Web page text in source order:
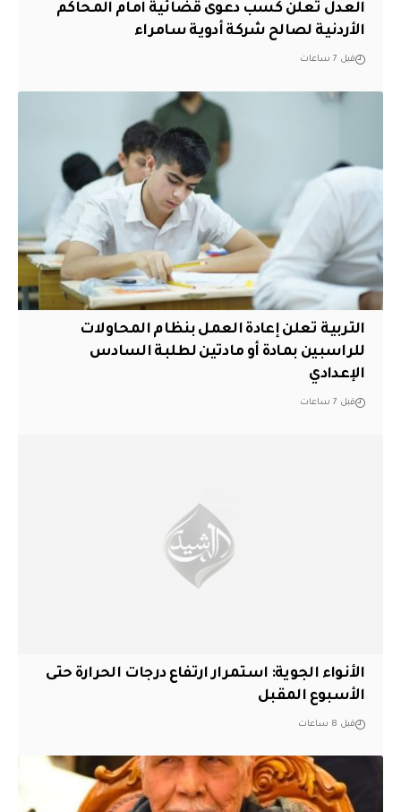
العدل تعلن كسب دعوى قضائية امام المحاكم
الأردنية لصالح شركة أدوية سامراء
قبل 7 ساعات
التربية تعلن إعادة العمل بنظام المحاولات
للراسبين بمادة أو مادتين لطلبة السادس
الإعدادي
قبل 7 ساعات
الأنواء الجوية: استمرار ارتفاع درجات الحرارة حتى
الأسبوع المقبل
قبل 8 ساعات